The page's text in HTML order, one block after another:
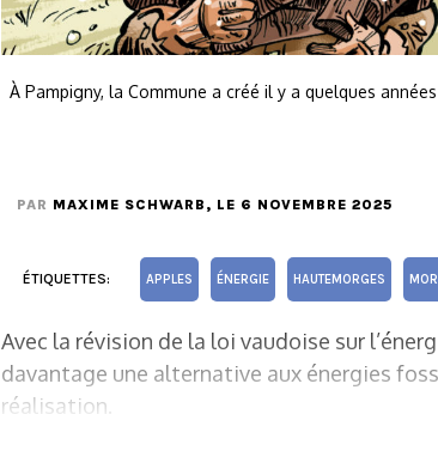
À Pampigny, la Commune a créé il y a quelques
PAR MAXIME SCHWARB , LE 6 NOVEMBRE 2025
ÉTIQUETTES: APPLES ÉNERGIE HAUTEMORGES
Avec la révision de la loi vaudoise sur
davantage une alternative aux énergies
réalisation.